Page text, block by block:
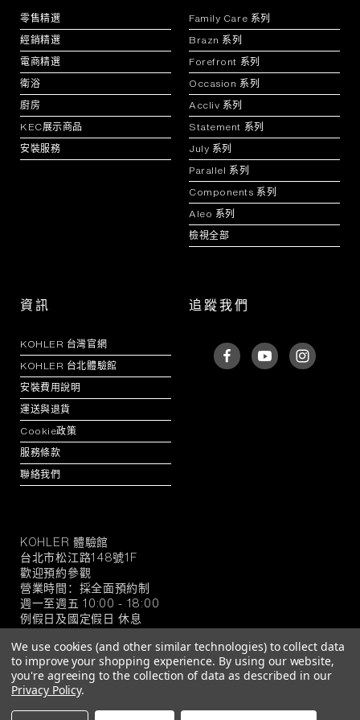
零售精選
經銷精選
電商精選
衛浴
廚房
KEC展示商品
安裝服務
Family Care 系列
Brazn 系列
Forefront 系列
Occasion 系列
Accliv 系列
Statement 系列
July 系列
Parallel 系列
Components 系列
Aleo 系列
檢視全部
資訊
KOHLER 台灣官網
KOHLER 台北體驗館
安裝費用說明
運送與退貨
Cookie政策
服務條款
聯絡我們
追蹤我們
KOHLER
官
方
旗
艦
店
KOHLER 體驗館
台北市松江路148號1F
歡迎預約參觀
營業時間：採全面預約制
週一至週五 10:00 - 18:00
例假日及國定假日 休息
© 2026 KOHLER 官方旗艦店
We use cookies (and other similar technologies) to collect data
to improve your shopping experience. By using our website,
you're agreeing to the collection of data as described in our
Privacy Policy.